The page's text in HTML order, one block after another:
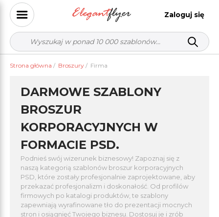
Zaloguj się
Strona główna / Broszury / Firma
DARMOWE SZABLONY
BROSZUR
KORPORACYJNYCH W
FORMACIE PSD.
Podnieś swój wizerunek biznesowy! Zapoznaj się z
naszą kategorią szablonów broszur korporacyjnych
PSD, które zostały profesjonalnie zaprojektowane, aby
przekazać profesjonalizm i doskonałość. Od profilów
firmowych po katalogi produktów, te szablony
zapewniają wyrafinowane tło do prezentacji mocnych
stron i osiągnięć Twojego biznesu. Dostosuj je i zrób